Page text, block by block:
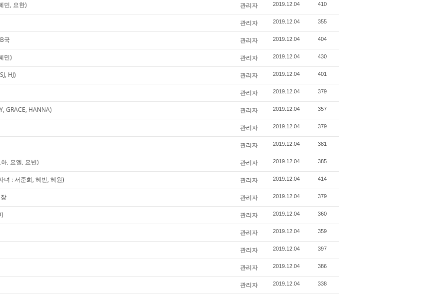
민, 요한) 관리자 2019.12.04 410
관리자 2019.12.04 355
국 관리자 2019.12.04 404
민) 관리자 2019.12.04 430
HJ) 관리자 2019.12.04 401
관리자 2019.12.04 379
GRACE, HANNA) 관리자 2019.12.04 357
관리자 2019.12.04 379
관리자 2019.12.04 381
, 요엘, 요빈) 관리자 2019.12.04 385
녀 : 서준희, 혜빈, 혜원) 관리자 2019.12.04 414
관리자 2019.12.04 379
관리자 2019.12.04 360
관리자 2019.12.04 359
관리자 2019.12.04 397
관리자 2019.12.04 386
관리자 2019.12.04 338